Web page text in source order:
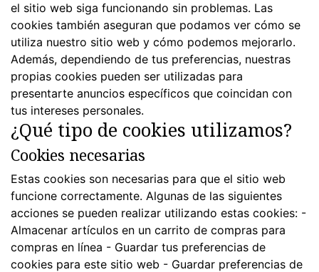
el sitio web siga funcionando sin problemas. Las
cookies también aseguran que podamos ver cómo se
utiliza nuestro sitio web y cómo podemos mejorarlo.
Además, dependiendo de tus preferencias, nuestras
propias cookies pueden ser utilizadas para
presentarte anuncios específicos que coincidan con
tus intereses personales.
¿Qué tipo de cookies utilizamos?
Cookies necesarias
Estas cookies son necesarias para que el sitio web
funcione correctamente. Algunas de las siguientes
acciones se pueden realizar utilizando estas cookies: -
Almacenar artículos en un carrito de compras para
compras en línea - Guardar tus preferencias de
cookies para este sitio web - Guardar preferencias de